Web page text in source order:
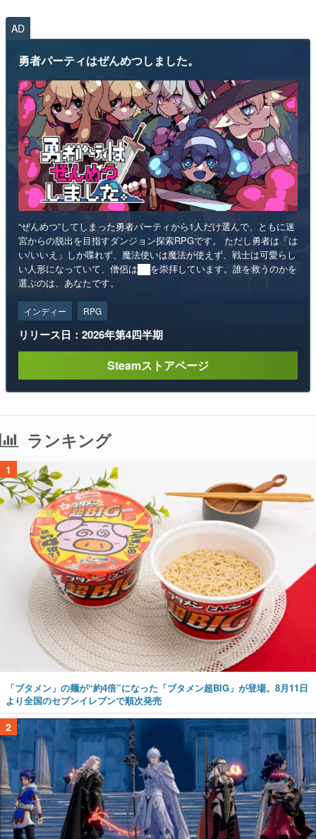
AD
勇者パーティはぜんめつしました。
“ぜんめつ”してしまった勇者パーティから1人だけ選んで、ともに迷
宮からの脱出を目指すダンジョン探索RPGです。 ただし勇者は「は
い/いいえ」しか喋れず、魔法使いは魔法が使えず、戦士は可愛らし
い人形になっていて、僧侶は██を崇拝しています。誰を救うのかを
選ぶのは、あなたです。
インディー RPG
リリース日：2026年第4四半期
Steamストアページ
ランキング
1
「ブタメン」の麺が“約4倍”になった「ブタメン超BIG」が登場。8月11日
より全国のセブンイレブンで順次発売
2